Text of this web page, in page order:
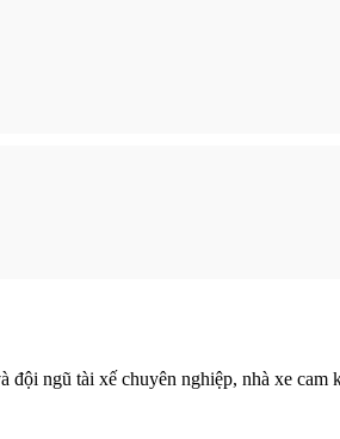
ngũ tài xế chuyên nghiệp, nhà xe cam